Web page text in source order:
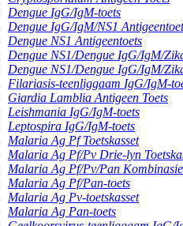
Dengue IgG/IgM-toets
Dengue IgG/IgM/NS1
Dengue NS1 Antigeentoets
Dengue NS1/Dengue IgG/IgM/
Dengue NS1/Dengue IgG/IgM/
Filariasis-teenliggaam IgG/IgM-
Giardia Lamblia Antigeen Toets
Leishmania IgG/IgM-toets
Leptospira IgG/IgM-toets
Malaria Ag Pf Toetskasset
Malaria Ag Pf/Pv Drie-lyn
Malaria Ag Pf/Pv/Pan
Malaria Ag Pf/Pan-toets
Malaria Ag Pv-toetskasset
Malaria Ag Pan-toets